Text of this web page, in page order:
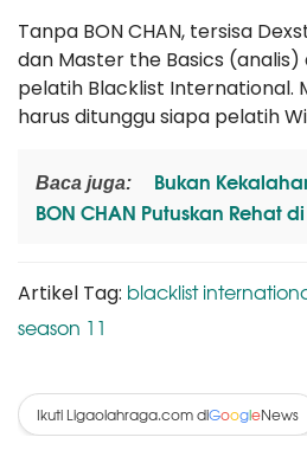
Tanpa BON CHAN, tersisa
dan Master the Basics
pelatih Blacklist International.
harus ditunggu siapa pelatih
Baca juga:
Bukan
BON CHAN Putuskan Rehat di
Artikel Tag: blacklist
season 11
Ikuti Ligaolahraga.com diGoogleNews